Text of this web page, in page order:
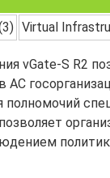
Virtual
vGate-S R2
полномочий